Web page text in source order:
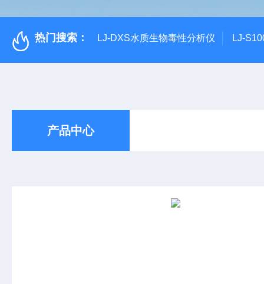
热门搜索： LJ-DXS水质生物毒性分析仪 LJ-
产品中心